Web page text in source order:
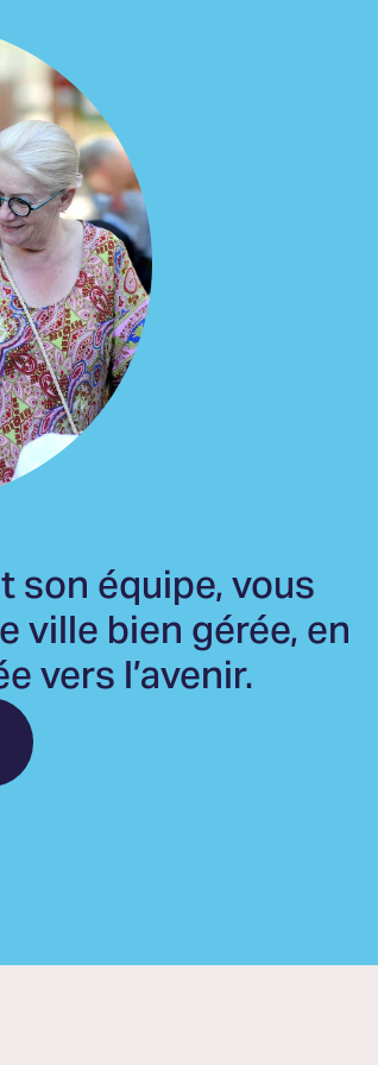
son équipe, vous
ville bien gérée, en
vers l’avenir.